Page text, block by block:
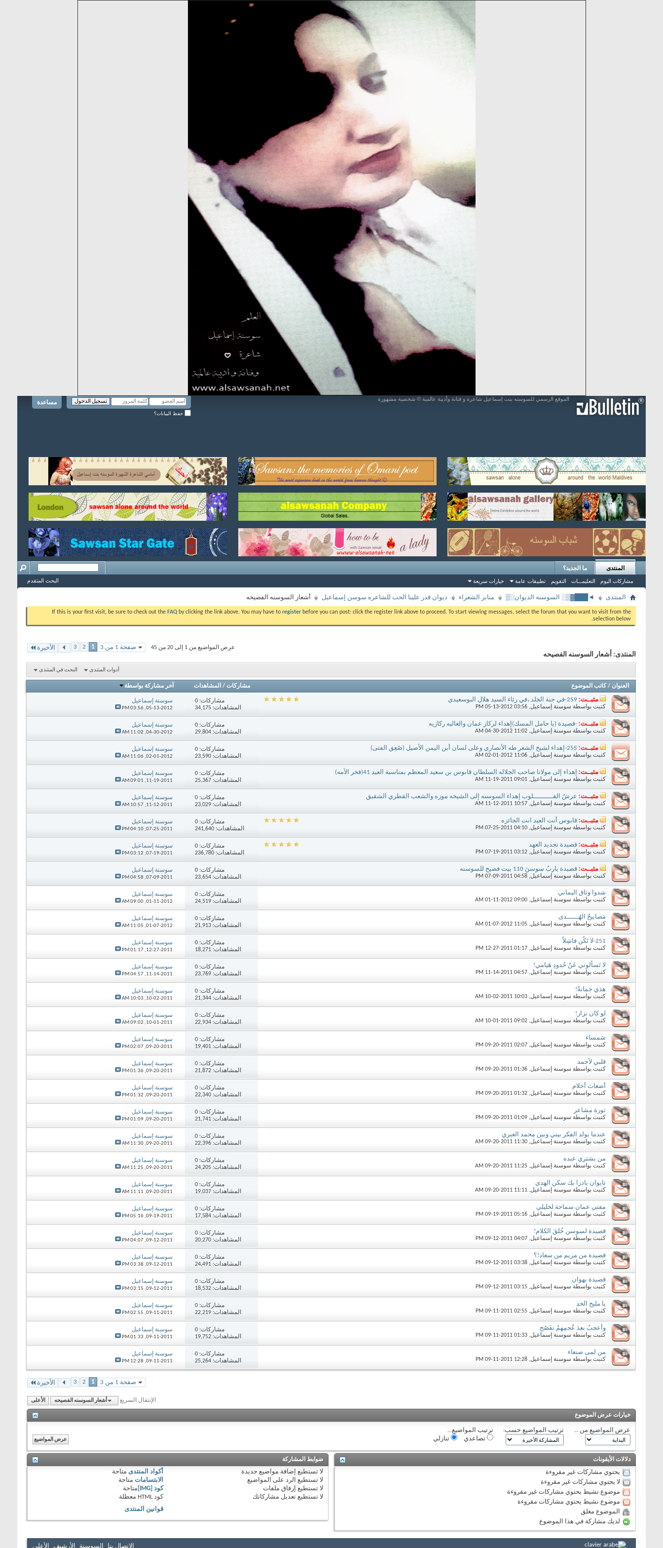
مساعدة
حفظ البيانات؟
الموقع الرسمي للسوسنه بنت إسماعيل شاعرة و فنانة وأديبة عالمية © شخصية مشهورة
المنتدى
مشاركات اليوم التعليمـــات التقويم تطبيقات عامة خيارات سريعة
ما الجديد؟
البحث المتقدم
المنتدى ◄███▓▒░ السوسنه الديوان░▒ منابر الشعراء ديوان قدر علينا الحب للشاعره سوسن إسماعيل أشعار السوسنه الفصيحه
If this is your first visit, be sure to check out the FAQ by clicking the link above. You may have to register before you can post: click the register link above to proceed. To start viewing messages, select the forum that you want to visit from the
selection below.
صفحة 1 من 3 1
2
3 الأخيرة عرض المواضيع من 1 إلى 20 من 45
المنتدى: أشعار السوسنه الفصيحه
أدوات المنتدى البحث في المنتدى
العنوان / كاتب الموضوع مشاركات / المشاهدات آخر مشاركة بواسطة
مثبــت: 259-في جنة الخلد ،في رثاء السيد هلال البوسعيدي
كتبت بواسطة سوسنة إسماعيل‏, 05-13-2012 03:56 PM
مشاركات:0
المشاهدات: 34,175
سوسنة إسماعيل
05-13-2012,
03:56 PM
مثبــت: -قصيدة (يا حامل المسك)إهداء لركاز عمان والغاليه ركازيه
كتبت بواسطة سوسنة إسماعيل‏, 04-30-2012 11:02 AM
مشاركات:0
المشاهدات: 29,804
سوسنة إسماعيل
04-30-2012,
11:02 AM
مثبــت: 255-إهداء لشيخ الشعر طه الأنصاري وعلى لسان أبن اليمن الأصيل (صُعِق الفتى)
كتبت بواسطة سوسنة إسماعيل‏, 02-01-2012 11:06 AM
مشاركات:0
المشاهدات: 23,590
سوسنة إسماعيل
02-01-2012,
11:06 AM
مثبــت: إهداء إلى مولانا صاحب الجلاله السلطان قابوس بن سعيد المعظم بمناسبة العيد 41(فخر الأمه)
كتبت بواسطة سوسنة إسماعيل‏, 11-19-2011 09:01 AM
مشاركات:0
المشاهدات: 25,367
سوسنة إسماعيل
11-19-2011,
09:01 AM
مثبــت: عرشُ القــــــــــلوب إهداء السوسنه إلى الشيخه موزه والشعب القطري الشقيق
كتبت بواسطة سوسنة إسماعيل‏, 11-12-2011 10:57 AM
مشاركات:0
المشاهدات: 23,029
سوسنة إسماعيل
11-12-2011,
10:57 AM
مثبــت: قابوس أنت العيد انت الجائزه
كتبت بواسطة سوسنة إسماعيل‏, 07-25-2011 04:10 PM
مشاركات:0
المشاهدات: 241,640
سوسنة إسماعيل
07-25-2011,
04:10 PM
مثبــت: قصيدة تجديد العهد
كتبت بواسطة سوسنة إسماعيل‏, 07-19-2011 03:12 PM
مشاركات:0
المشاهدات: 236,780
سوسنة إسماعيل
07-19-2011,
03:12 PM
مثبــت: قصيدة ياربُ سوسنَ 110 بيت فصيح للسوسنه
كتبت بواسطة سوسنة إسماعيل‏, 07-09-2011 04:58 PM
مشاركات:0
المشاهدات: 23,654
سوسنة إسماعيل
07-09-2011,
04:58 PM
شدوا وثاق اليماني
كتبت بواسطة سوسنة إسماعيل‏, 01-11-2012 09:00 AM
مشاركات:0
المشاهدات: 24,519
سوسنة إسماعيل
01-11-2012,
09:00 AM
مَصابيحُ الهُــــــدى
كتبت بواسطة سوسنة إسماعيل‏, 01-07-2012 11:05 AM
مشاركات:0
المشاهدات: 21,913
سوسنة إسماعيل
01-07-2012,
11:05 AM
251-لا تَكُن فاشِلاً
كتبت بواسطة سوسنة إسماعيل‏, 12-27-2011 01:17 PM
مشاركات:0
المشاهدات: 18,271
سوسنة إسماعيل
12-27-2011,
01:17 PM
لا تَسألوني عَنْ حُدودِ هَيامي!
كتبت بواسطة سوسنة إسماعيل‏, 11-14-2011 04:57 PM
مشاركات:0
المشاهدات: 23,769
سوسنة إسماعيل
11-14-2011,
04:57 PM
هذي جمانةُ!
كتبت بواسطة سوسنة إسماعيل‏, 10-02-2011 10:03 AM
مشاركات:0
المشاهدات: 21,344
سوسنة إسماعيل
10-02-2011,
10:03 AM
لو كان نزار!
كتبت بواسطة سوسنة إسماعيل‏, 10-01-2011 09:02 AM
مشاركات:0
المشاهدات: 22,934
سوسنة إسماعيل
10-01-2011,
09:02 AM
شمساء
كتبت بواسطة سوسنة إسماعيل‏, 09-20-2011 02:07 PM
مشاركات:0
المشاهدات: 19,401
سوسنة إسماعيل
09-20-2011,
02:07 PM
قلبي لأحمد
كتبت بواسطة سوسنة إسماعيل‏, 09-20-2011 01:36 PM
مشاركات:0
المشاهدات: 21,872
سوسنة إسماعيل
09-20-2011,
01:36 PM
أضغاث أحلام
كتبت بواسطة سوسنة إسماعيل‏, 09-20-2011 01:32 PM
مشاركات:0
المشاهدات: 22,340
سوسنة إسماعيل
09-20-2011,
01:32 PM
ثورة مشاعر
كتبت بواسطة سوسنة إسماعيل‏, 09-20-2011 01:09 PM
مشاركات:0
المشاهدات: 21,741
سوسنة إسماعيل
09-20-2011,
01:09 PM
عندما يولد الفكر بيني وبين محمد العبري
كتبت بواسطة سوسنة إسماعيل‏, 09-20-2011 11:30 AM
مشاركات:0
المشاهدات: 22,396
سوسنة إسماعيل
09-20-2011,
11:30 AM
من يشتري عبده
كتبت بواسطة سوسنة إسماعيل‏, 09-20-2011 11:25 AM
مشاركات:0
المشاهدات: 24,205
سوسنة إسماعيل
09-20-2011,
11:25 AM
تايوان يادرا بك سكن الهدى
كتبت بواسطة سوسنة إسماعيل‏, 09-20-2011 11:11 AM
مشاركات:0
المشاهدات: 19,037
سوسنة إسماعيل
09-20-2011,
11:11 AM
مفتي عمان سماحة لخليلي
كتبت بواسطة سوسنة إسماعيل‏, 09-19-2011 05:16 PM
مشاركات:0
المشاهدات: 17,584
سوسنة إسماعيل
09-19-2011,
05:16 PM
قصيدة لسوسن خُلقَ الكلام!
كتبت بواسطة سوسنة إسماعيل‏, 09-12-2011 04:07 PM
مشاركات:0
المشاهدات: 20,270
سوسنة إسماعيل
09-12-2011,
04:07 PM
قصيدة من مريم من سعاد!؟
كتبت بواسطة سوسنة إسماعيل‏, 09-12-2011 03:38 PM
مشاركات:0
المشاهدات: 24,491
سوسنة إسماعيل
09-12-2011,
03:38 PM
قصيدة بهوان
كتبت بواسطة سوسنة إسماعيل‏, 09-12-2011 03:15 PM
مشاركات:0
المشاهدات: 18,532
سوسنة إسماعيل
09-12-2011,
03:15 PM
يا مليح الخد
كتبت بواسطة سوسنة إسماعيل‏, 09-11-2011 02:55 PM
مشاركات:0
المشاهدات: 22,219
سوسنة إسماعيل
09-11-2011,
02:55 PM
وأعجبُ بعدَ عُجمِهمُ تفَصُح
كتبت بواسطة سوسنة إسماعيل‏, 09-11-2011 01:33 PM
مشاركات:0
المشاهدات: 19,752
سوسنة إسماعيل
09-11-2011,
01:33 PM
من لمى صنعاء
كتبت بواسطة سوسنة إسماعيل‏, 09-11-2011 12:28 PM
مشاركات:0
المشاهدات: 25,264
سوسنة إسماعيل
09-11-2011,
12:28 PM
صفحة 1 من 3 1
2
3 الأخيرة
الإنتقال السريع أشعار السوسنه الفصيحه الأعلى
خيارات عرض الموضوع
عرض المواضيع من ... ترتيب المواضيع حسب:
ترتيب المواضيع...
تصاعدي
تنازلي
دلالات الأيقونات
يحتوي مشاركات غير مقروءة
لا يحتوي مشاركات غير مقروءة
موضوع نشيط يحتوي مشاركات غير مقروءة
موضوع نشيط يحتوي مشاركات مقروءة
الموضوع مغلق
لديك مشاركة في هذا الموضوع
ضوابط المشاركة
لا تستطيع إضافة مواضيع جديدة
لا تستطيع الرد على المواضيع
لا تستطيع إرفاق ملفات
لا تستطيع تعديل مشاركاتك
أكواد المنتدى متاحة
الابتسامات متاحة
كود [IMG]
متاحة
كود HTML
معطلة
قوانين المنتدى
الاتصال بنا السوسنة الأرشيف الأعلى